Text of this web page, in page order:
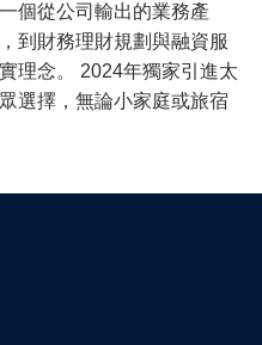
個從公司輸出的業務產
到財務理財規劃與融資服
理念。 2024年獨家引進太
選擇，無論小家庭或旅宿